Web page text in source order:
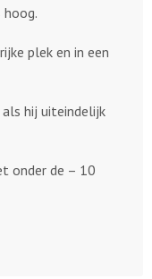
plek en in een
hij uiteindelijk
onder de – 10